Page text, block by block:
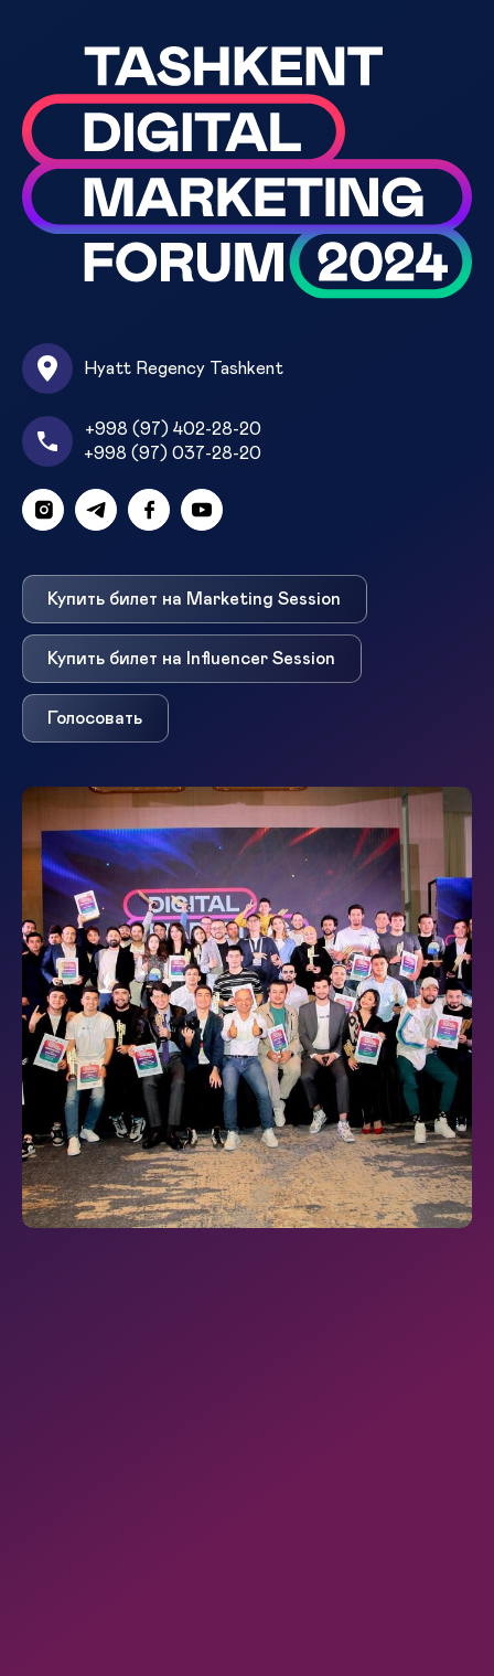
Hyatt Regency Tashkent
+998 (97) 402-28-20
+998 (97) 037-28-20
Купить билет на Marketing Session
Купить билет на Influencer Session
Голосовать